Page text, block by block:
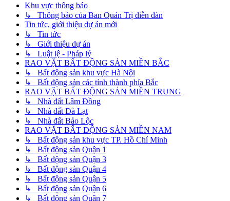
Khu vực thông báo
↳ Thông báo của Ban Quản Trị diễn đàn
Tin tức, giới thiệu dự án mới
↳ Tin tức
↳ Giới thiệu dự án
↳ Luật lệ - Pháp lý
RAO VẶT BẤT ĐỘNG SẢN MIỀN BẮC
↳ Bất động sản khu vực Hà Nội
↳ Bất động sản các tỉnh thành phía Bắc
RAO VẶT BẤT ĐỘNG SẢN MIỀN TRUNG
↳ Nhà đất Lâm Đồng
↳ Nhà đất Đà Lạt
↳ Nhà đất Bảo Lộc
RAO VẶT BẤT ĐỘNG SẢN MIỀN NAM
↳ Bất động sản khu vực TP. Hồ Chí Minh
↳ Bất động sản Quận 1
↳ Bất động sản Quận 3
↳ Bất động sản Quận 4
↳ Bất động sản Quận 5
↳ Bất động sản Quận 6
↳ Bất động sản Quận 7